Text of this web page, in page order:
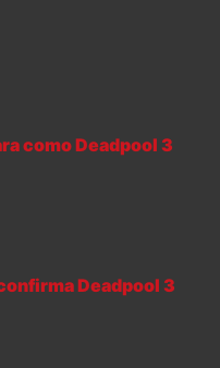
como Deadpool 3
Deadpool 3